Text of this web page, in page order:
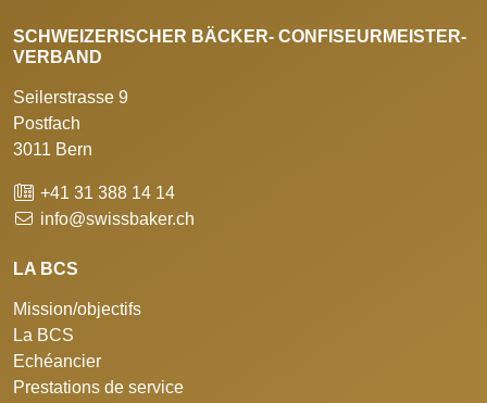
SCHWEIZERISCHER BÄCKER- CONFISEURMEISTER-
VERBAND
Seilerstrasse 9
Postfach
3011 Bern
+41 31 388 14 14
info@swissbaker.ch
LA BCS
Mission/objectifs
La BCS
Echéancier
Prestations de service